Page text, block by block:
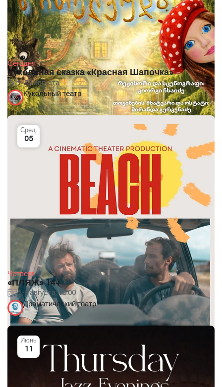
Сегодня
Кукольная сказка «Красная Шапочка»
1-30 августа
Кукольный театр
Четверг
«ПЛЯЖ» 14+
5-6 августа, 19:00
Сред.
05
Драматический театр
Июнь
11